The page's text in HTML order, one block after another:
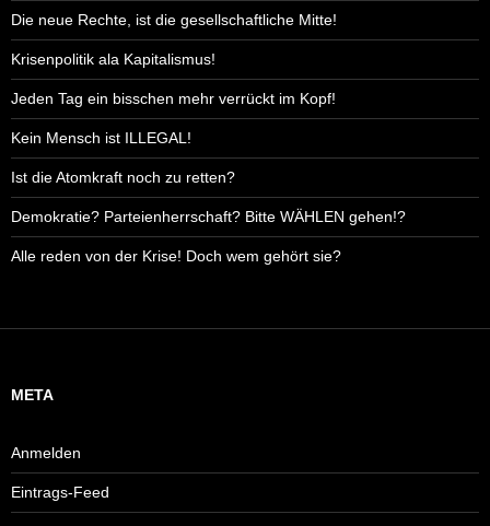
Die neue Rechte, ist die gesellschaftliche Mitte!
Krisenpolitik ala Kapitalismus!
Jeden Tag ein bisschen mehr verrückt im Kopf!
Kein Mensch ist ILLEGAL!
Ist die Atomkraft noch zu retten?
Demokratie? Parteienherrschaft? Bitte WÄHLEN gehen!?
Alle reden von der Krise! Doch wem gehört sie?
META
Anmelden
Eintrags-Feed